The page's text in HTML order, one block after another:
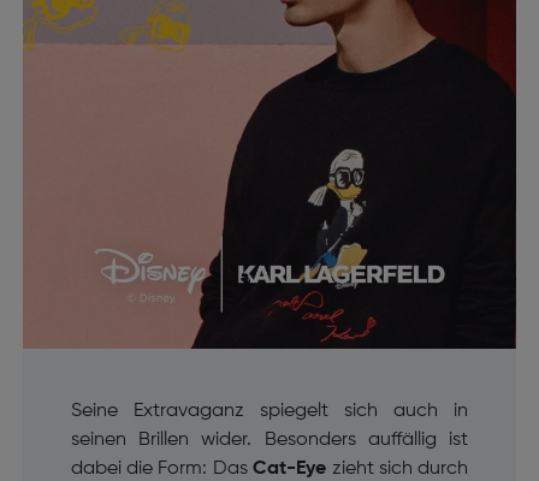
Seine Extravaganz spiegelt sich auch in
seinen Brillen wider. Besonders auffällig ist
dabei die Form: DasCat-Eye zieht sich durch